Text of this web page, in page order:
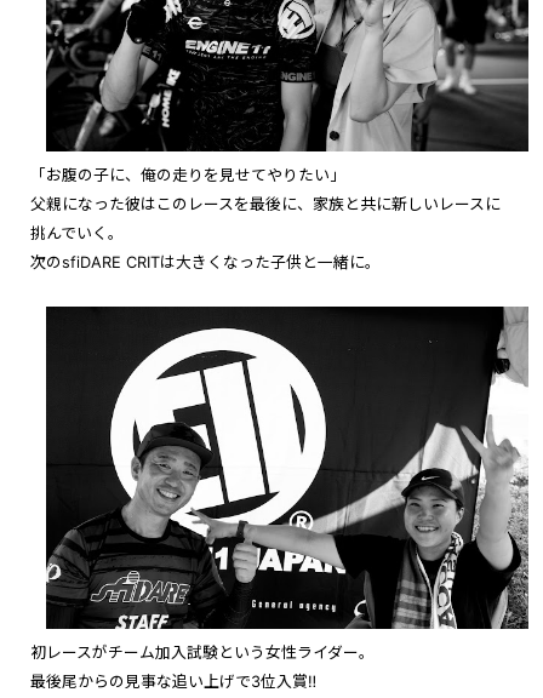
「お腹の子に、俺の走りを見せてやりたい」
父親になった彼はこのレースを最後に、家族と共に新しいレースに
挑んでいく。
次のsfiDARE CRITは大きくなった子供と一緒に。
初レースがチーム加入試験という女性ライダー。
最後尾からの見事な追い上げで3位入賞‼︎